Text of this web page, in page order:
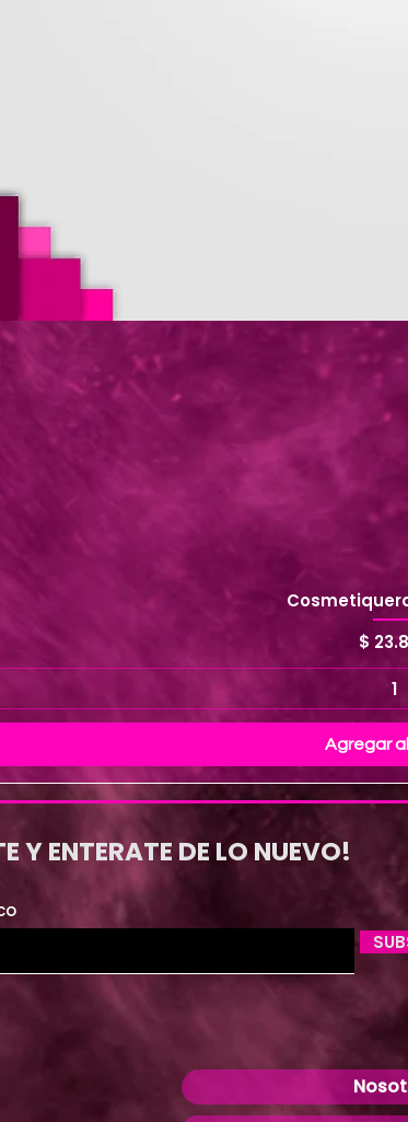
$
Agregar
Y ENTERATE DE LO NUEVO!